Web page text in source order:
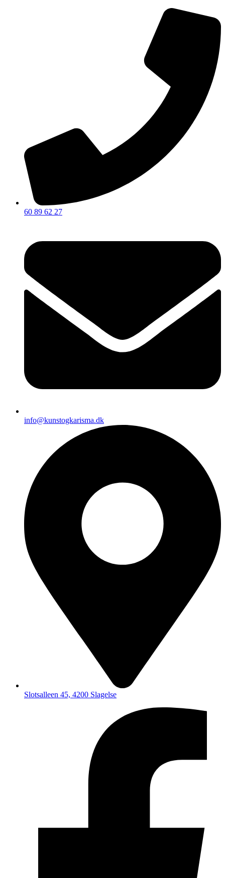
60 89 62 27
info@kunstogkarisma.dk
Slotsalleen 45, 4200 Slagelse